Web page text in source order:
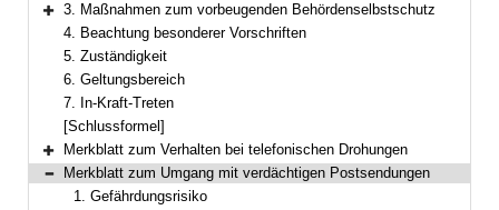
Bereich erweitern
3. Maßnahmen zum vorbeugenden Behördenselbstschutz
4. Beachtung besonderer Vorschriften
5. Zuständigkeit
6. Geltungsbereich
7. In-Kraft-Treten
[Schlussformel]
Bereich erweitern
Merkblatt zum Verhalten bei telefonischen Drohungen
Bereich reduzieren
Merkblatt zum Umgang mit verdächtigen Postsendungen
1. Gefährdungsrisiko